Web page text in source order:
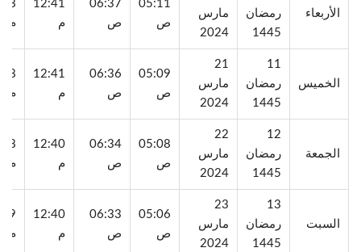
الأربعاء
رمضان
1445
مارس
2024
05:11
ص
06:37
ص
12:41
م
م
الخميس
11
رمضان
1445
21
مارس
2024
05:09
ص
06:36
ص
12:41
م
م
الجمعة
12
رمضان
1445
22
مارس
2024
05:08
ص
06:34
ص
12:40
م
م
السبت
13
رمضان
1445
23
مارس
2024
05:06
ص
06:33
ص
12:40
م
م